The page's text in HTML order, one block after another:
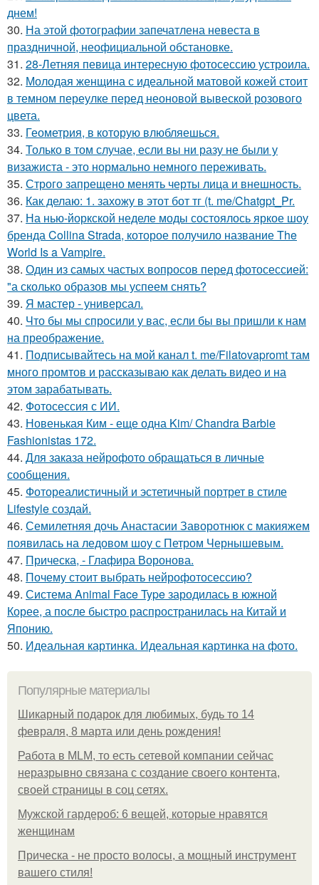
днем!
30. На этой фотографии запечатлена невеста в
праздничной, неофициальной обстановке.
31. 28-Летняя певица интересную фотосессию устроила.
32. Молодая женщина с идеальной матовой кожей стоит
в темном переулке перед неоновой вывеской розового
цвета.
33. Геометрия, в которую влюбляешься.
34. Только в том случае, если вы ни разу не были у
визажиста - это нормально немного переживать.
35. Строго запрещено менять черты лица и внешность.
36. Как делаю: 1. захожу в этот бот тг (t. me/Chatgpt_Pr.
37. На нью-йоркской неделе моды состоялось яркое шоу
бренда Collina Strada, которое получило название The
World Is a Vampire.
38. Один из самых частых вопросов перед фотосессией:
"а сколько образов мы успеем снять?
39. Я мастер - универсал.
40. Что бы мы спросили у вас, если бы вы пришли к нам
на преображение.
41. Подписывайтесь на мой канал t. me/Filatovapromt там
много промтов и рассказываю как делать видео и на
этом зарабатывать.
42. Фотосессия с ИИ.
43. Новенькая Ким - еще одна Kim/ Chandra Barbie
Fashionistas 172.
44. Для заказа нейрофото обращаться в личные
сообщения.
45. Фотореалистичный и эстетичный портрет в стиле
Lifestyle создай.
46. Семилетняя дочь Анастасии Заворотнюк с макияжем
появилась на ледовом шоу с Петром Чернышевым.
47. Прическа, - Глафира Воронова.
48. Почему стоит выбрать нейрофотосессию?
49. Система Animal Face Type зародилась в южной
Корее, а после быстро распространилась на Китай и
Японию.
50. Идеальная картинка. Идеальная картинка на фото.
Популярные материалы
Шикарный подарок для любимых, будь то 14
февраля, 8 марта или день рождения!
Работа в MLM, то есть сетевой компании сейчас
неразрывно связана с создание своего контента,
своей страницы в соц сетях.
Мужской гардероб: 6 вещей, которые нравятся
женщинам
Прическа - не просто волосы, а мощный инструмент
вашего стиля!